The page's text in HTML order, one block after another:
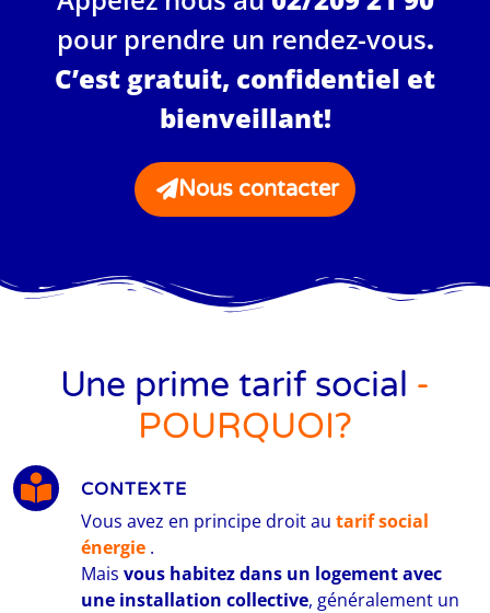
pour prendre un rendez-vous.
C’est gratuit, confidentiel et
bienveillant!
Nous contacter
Une prime tarif social -
POURQUOI?
CONTEXTE
Vous avez en principe droit au tarif social
énergie .
Mais vous habitez dans un logement avec
une installation collective, généralement un